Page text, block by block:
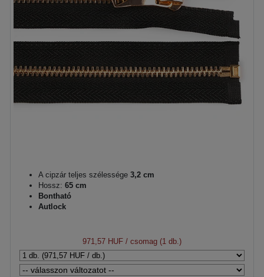
A cipzár teljes szélessége 3,2 cm
Hossz: 65 cm
Bontható
Autlock
971,57 HUF / csomag (1 db.)